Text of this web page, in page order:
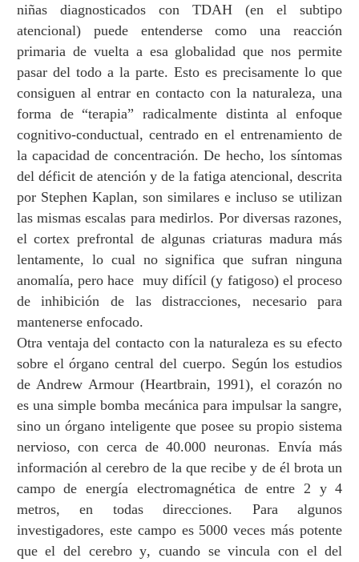
niñas diagnosticados con TDAH (en el subtipo
atencional) puede entenderse como una reacción
primaria de vuelta a esa globalidad que nos permite
pasar del todo a la parte. Esto es precisamente lo que
consiguen al entrar en contacto con la naturaleza, una
forma de “terapia” radicalmente distinta al enfoque
cognitivo-conductual, centrado en el entrenamiento de
la capacidad de concentración. De hecho, los síntomas
del déficit de atención y de la fatiga atencional, descrita
por Stephen Kaplan, son similares e incluso se utilizan
las mismas escalas para medirlos. Por diversas razones,
el cortex prefrontal de algunas criaturas madura más
lentamente, lo cual no significa que sufran ninguna
anomalía, pero hace muy difícil (y fatigoso) el proceso
de inhibición de las distracciones, necesario para
mantenerse enfocado.
Otra ventaja del contacto con la naturaleza es su efecto
sobre elórgano central del cuerpo. Según los estudios
de Andrew Armour (Heartbrain, 1991), el corazón no
es una simple bomba mecánica para impulsar la sangre,
sino un órgano inteligente que posee su propio sistema
nervioso, con cerca de 40.000 neuronas. Envía más
información al cerebro de la que recibe y de él brota un
campo de energía electromagnética de entre 2 y 4
metros, en todas direcciones. Para algunos
investigadores, este campo es 5000 veces más potente
que el del cerebro y, cuando se vincula con el del